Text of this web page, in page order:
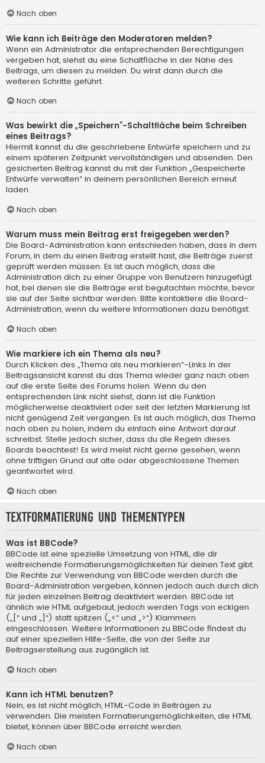
Nach oben
Wie kann ich Beiträge den Moderatoren melden?
Wenn ein Administrator die entsprechenden Berechtigungen
vergeben hat, siehst du eine Schaltfläche in der Nähe des
Beitrags, um diesen zu melden. Du wirst dann durch die
weiteren Schritte geführt.
Nach oben
Was bewirkt die „Speichern“-Schaltfläche beim Schreiben
eines Beitrags?
Hiermit kannst du die geschriebene Entwürfe speichern und zu
einem späteren Zeitpunkt vervollständigen und absenden. Den
gesicherten Beitrag kannst du mit der Funktion „Gespeicherte
Entwürfe verwalten“ in deinem persönlichen Bereich erneut
laden.
Nach oben
Warum muss mein Beitrag erst freigegeben werden?
Die Board-Administration kann entschieden haben, dass in dem
Forum, in dem du einen Beitrag erstellt hast, die Beiträge zuerst
geprüft werden müssen. Es ist auch möglich, dass die
Administration dich zu einer Gruppe von Benutzern hinzugefügt
hat, bei denen sie die Beiträge erst begutachten möchte, bevor
sie auf der Seite sichtbar werden. Bitte kontaktiere die Board-
Administration, wenn du weitere Informationen dazu benötigst.
Nach oben
Wie markiere ich ein Thema als neu?
Durch Klicken des „Thema als neu markieren“-Links in der
Beitragsansicht kannst du das Thema wieder ganz nach oben
auf die erste Seite des Forums holen. Wenn du den
entsprechenden Link nicht siehst, dann ist die Funktion
möglicherweise deaktiviert oder seit der letzten Markierung ist
nicht genügend Zeit vergangen. Es ist auch möglich, das Thema
nach oben zu holen, indem du einfach eine Antwort darauf
schreibst. Stelle jedoch sicher, dass du die Regeln dieses
Boards beachtest! Es wird meist nicht gerne gesehen, wenn
ohne triftigen Grund auf alte oder abgeschlossene Themen
geantwortet wird.
Nach oben
Textformatierung und Thementypen
Was ist BBCode?
BBCode ist eine spezielle Umsetzung von HTML, die dir
weitreichende Formatierungsmöglichkeiten für deinen Text gibt.
Die Rechte zur Verwendung von BBCode werden durch die
Board-Administration vergeben, können jedoch auch durch dich
für jeden einzelnen Beitrag deaktiviert werden. BBCode ist
ähnlich wie HTML aufgebaut, jedoch werden Tags von eckigen
(„[“ und „]“) statt spitzen („<“ und „>“) Klammern
eingeschlossen. Weitere Informationen zu BBCode findest du
auf einer speziellen Hilfe-Seite, die von der Seite zur
Beitragserstellung aus zugänglich ist.
Nach oben
Kann ich HTML benutzen?
Nein, es ist nicht möglich, HTML-Code in Beiträgen zu
verwenden. Die meisten Formatierungsmöglichkeiten, die HTML
bietet, können über BBCode erreicht werden.
Nach oben